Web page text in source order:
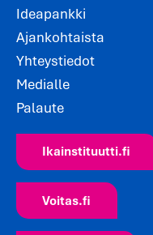
Ideapankki
Ajankohtaista
Yhteystiedot
Medialle
Palaute
Ikainstituutti.fi
Voitas.fi